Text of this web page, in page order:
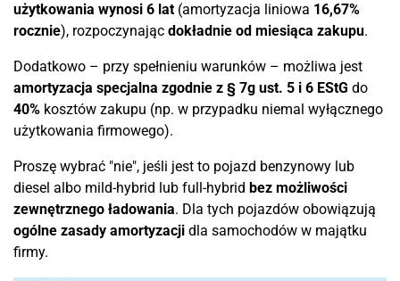
użytkowania wynosi 6 lat(amortyzacja liniowa 16,67%
rocznie), rozpoczynając dokładnie od miesiąca zakupu.
Dodatkowo – przy spełnieniu warunków – możliwa jest
amortyzacja specjalna zgodnie z § 7g ust. 5 i 6 EStG do
40% kosztów zakupu (np. w przypadku niemal wyłącznego
użytkowania firmowego).
Proszę wybrać "nie", jeśli jest to pojazd benzynowy lub
diesel albo mild-hybrid lub full-hybrid bez możliwości
zewnętrznego ładowania. Dla tych pojazdów obowiązują
ogólne zasady amortyzacji dla samochodów w majątku
firmy.